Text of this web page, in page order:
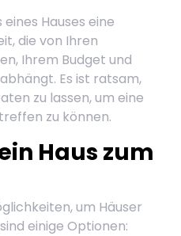
Hauses eine
die von Ihren
Ihrem Budget und
Es ist ratsam,
zu lassen, um eine
zu können.
Haus zum
um Häuser
einige Optionen: